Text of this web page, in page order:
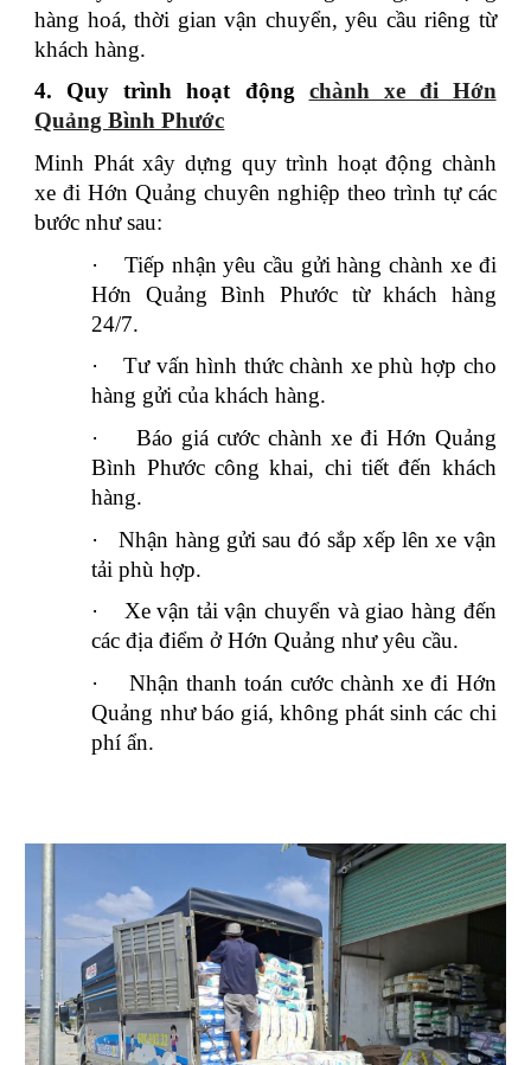
hàng hoá, thời gian vận chuyển, yêu cầu riêng từ
khách hàng.
4. Quy trình hoạt động chành xe đi Hớn
Quảng Bình Phước
Minh Phát xây dựng quy trình hoạt động chành
xe đi Hớn Quảng chuyên nghiệp theo trình tự các
bước như sau:
·
Tiếp nhận yêu cầu gửi hàng chành xe đi
Hớn Quảng Bình Phước từ khách hàng
24/7.
·
Tư vấn hình thức chành xe phù hợp cho
hàng gửi của khách hàng.
·
Báo giá cước chành xe đi Hớn Quảng
Bình Phước công khai, chi tiết đến khách
hàng.
·
Nhận hàng gửi sau đó sắp xếp lên xe vận
tải phù hợp.
·
Xe vận tải vận chuyển và giao hàng đến
các địa điểm ở Hớn Quảng như yêu cầu.
·
Nhận thanh toán cước chành xe đi Hớn
Quảng như báo giá, không phát sinh các chi
phí ẩn.